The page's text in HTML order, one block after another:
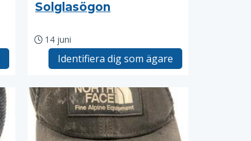
Solglasögon
14 juni
Identifiera dig som ägare